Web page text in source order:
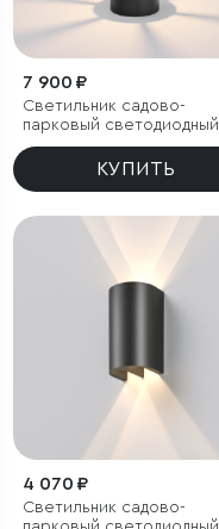
7 900 ₽
Светильник садово-
парковый светодиодный
Apart
КУПИТЬ
4 070 ₽
Светильник садово-